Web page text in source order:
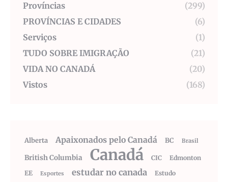
Províncias
(299)
PROVÍNCIAS E CIDADES
(6)
Serviços
(1)
TUDO SOBRE IMIGRAÇÃO
(21)
VIDA NO CANADÁ
(20)
Vistos
(168)
Alberta Apaixonados pelo Canadá BC Brasil
British Columbia Canadá CIC
Edmonton
EE
Esportes estudar no canada Estudo